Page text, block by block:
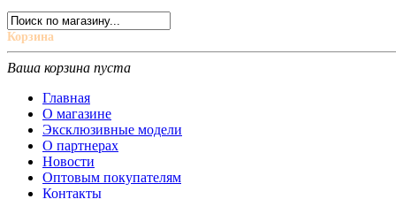
Корзина
Ваша корзина пуста
Главная
О магазине
Эксклюзивные модели
О партнерах
Новости
Оптовым покупателям
Контакты